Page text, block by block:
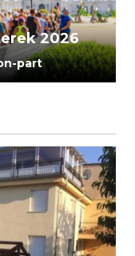
2026
part